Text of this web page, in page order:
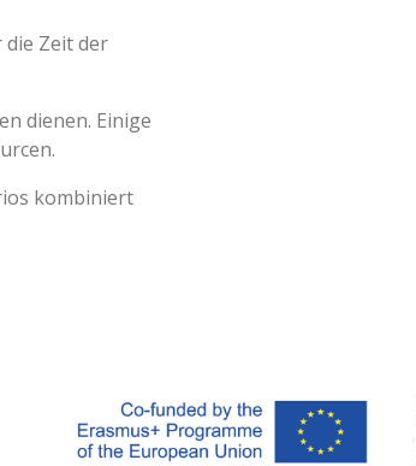
Zeit der
dienen. Einige
kombiniert